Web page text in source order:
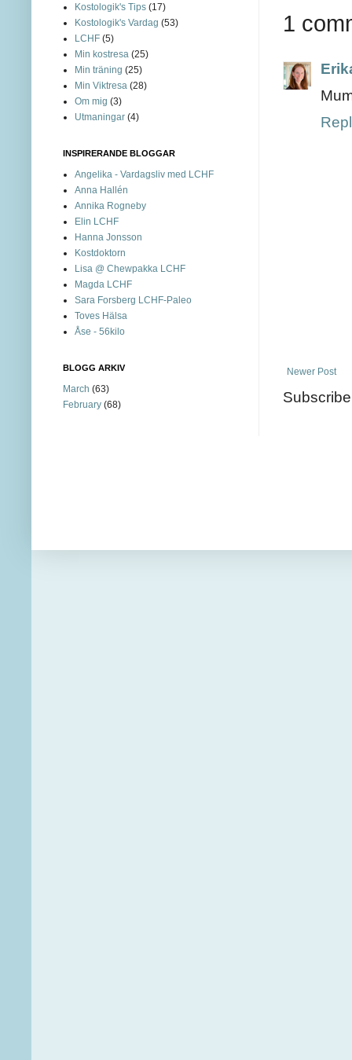
1
Newer Post
Kostologik's Tips (17)
Kostologik's Vardag (53)
LCHF (5)
Min kostresa (25)
Min träning (25)
Min Viktresa (28)
Om mig (3)
Utmaningar (4)
INSPIRERANDE BLOGGAR
Angelika - Vardagsliv med LCHF
Anna Hallén
Annika Rogneby
Elin LCHF
Hanna Jonsson
Kostdoktorn
Lisa @ Chewpakka LCHF
Magda LCHF
Sara Forsberg LCHF-Paleo
Toves Hälsa
Åse - 56kilo
BLOGG ARKIV
March (63)
February (68)